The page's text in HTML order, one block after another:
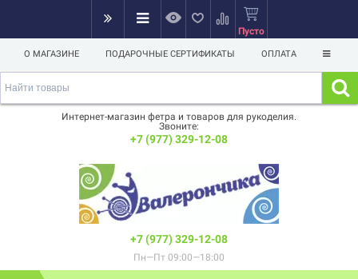
Пусто
О МАГАЗИНЕ ПОДАРОЧНЫЕ СЕРТИФИКАТЫ ОПЛАТА
Интернет-магазин фетра и товаров для рукоделия.
Звоните:
+7 (977) 329-12-08
+7 (977) 329-12-08
Пн—Пт 09:00—18:00